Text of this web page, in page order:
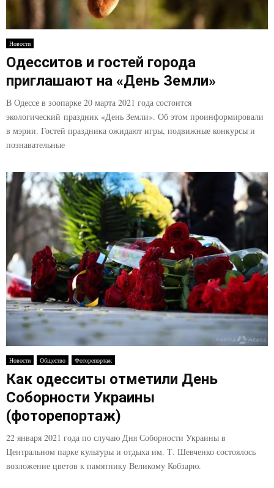
Новости
Одесситов и гостей города
приглашают на «День Земли»
В Одессе в зоопарке 20 марта 2021 года состоится
экологический праздник «День Земли». Об этом проинформировали
в мэрии. Гостей праздника ожидают игры, подвижные конкурсы и
познавательные
Новости Общество Фоторепортаж
Как одесситы отметили День
Соборности Украины
(фоторепортаж)
22 января 2021 года по случаю Дня Соборности Украины в
Центральном парке культуры и отдыха им. Т. Шевченко состоялось
возложение цветов к памятнику Великому Кобзарю.